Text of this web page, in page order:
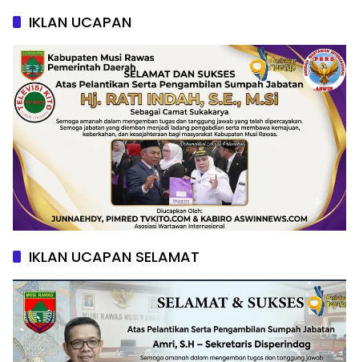
IKLAN UCAPAN
IKLAN UCAPAN SELAMAT